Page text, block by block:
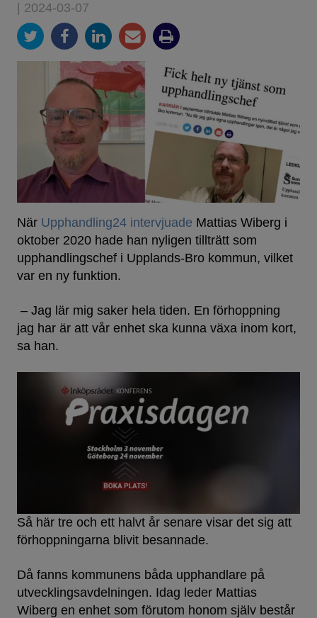
| 2024-03-07
När Upphandling24 intervjuade Mattias Wiberg i
oktober 2020 hade han nyligen tillträtt som
upphandlingschef i Upplands-Bro kommun, vilket
var en ny funktion.
– Jag lär mig saker hela tiden. En förhoppning
jag har är att vår enhet ska kunna växa inom kort,
sa han.
Så här tre och ett halvt år senare visar det sig att
förhoppningarna blivit besannade.
Då fanns kommunens båda upphandlare på
utvecklingsavdelningen. Idag leder Mattias
Wiberg en enhet som förutom honom själv består